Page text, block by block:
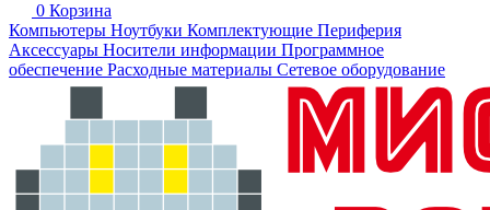
0 Корзина
Компьютеры Ноутбуки Комплектующие Периферия
Аксессуары Носители информации Программное
обеспечение Расходные материалы Сетевое оборудование